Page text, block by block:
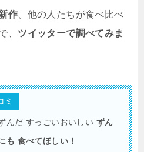
作、他の人たちが食べ比べ
、 ツイッターで調べてみま
ミ
んだ すっごいおいしい ずん
も 食べてほしい！